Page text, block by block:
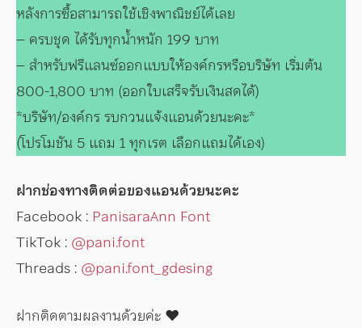
หลังการซื้อสามารถใช้เชิงพาณิชย์ได้เลย
– ครบชุด ได้รับทุกน้ำหนัก 199 บาท
– สำหรับฟรีแลนซ์ออกแบบให้องค์กรหรือบริษัท เริ่มต้น
800-1,800 บาท (ออกใบเสร็จรับเงินสดได้)
*บริษัท/องค์กร รบกวนแจ้งแอนด้วยนะคะ*
(โปรโมชัน 5 แถม 1 ทุกเรต เลือกแถมได้เอง)
ฝากช่องทางติดต่อของแอนด้วยนะคะ
Facebook : PanisaraAnn Font
TikTok : @pani.font
Threads : @pani.font_gdesing
ฝากติดตามผลงานด้วยค่ะ ♥️